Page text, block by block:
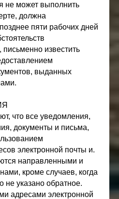
не может выполнить
должна
пяти рабочих дней
известить
выданных
что все уведомления,
документы и письма,
электронной почты и.
направленными и
кроме случаев, когда
не указано обратное.
адресами электронной